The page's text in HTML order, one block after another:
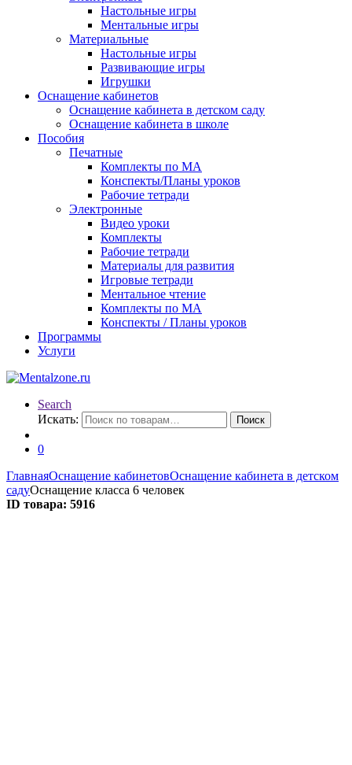
Настольные игры
Ментальные игры
Материальные
Настольные игры
Развивающие игры
Игрушки
Оснащение кабинетов
Оснащение кабинета в детском саду
Оснащение кабинета в школе
Пособия
Печатные
Комплекты по МА
Конспекты/Планы уроков
Рабочие тетради
Электронные
Видео уроки
Комплекты
Рабочие тетради
Материалы для развития
Игровые тетради
Ментальное чтение
Комплекты по МА
Конспекты / Планы уроков
Программы
Услуги
Search
Искать:
Поиск
0
ГлавнаяОснащение кабинетовОснащение кабинета в детском
садуОснащение класса 6 человек
ID товара: 5916